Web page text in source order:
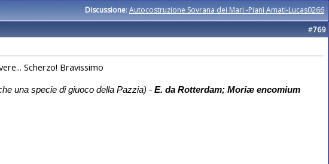
Discussione: Autocostruzione Sovrana dei Mari -Piani Amati-Lucas0266
#769
Scherzo! Bravissimo
una specie di giuoco della Pazzia) - E. da Rotterdam; Moriæ encomium